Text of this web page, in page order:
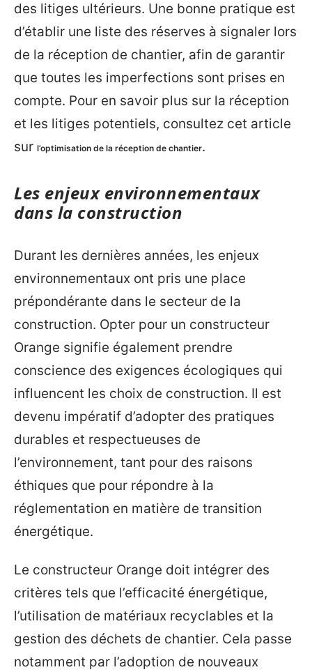
des litiges ultérieurs. Une bonne pratique est
d’établir une liste des réserves à signaler lors
de la réception de chantier, afin de garantir
que toutes les imperfections sont prises en
compte. Pour en savoir plus sur la réception
et les litiges potentiels, consultez cet article
sur l’optimisation de la réception de chantier.
Les enjeux environnementaux
dans la construction
Durant les dernières années, les enjeux
environnementaux ont pris une place
prépondérante dans le secteur de la
construction. Opter pour un constructeur
Orange signifie également prendre
conscience des exigences écologiques qui
influencent les choix de construction. Il est
devenu impératif d’adopter des pratiques
durables et respectueuses de
l’environnement, tant pour des raisons
éthiques que pour répondre à la
réglementation en matière de transition
énergétique.
Le constructeur Orange doit intégrer des
critères tels que l’efficacité énergétique,
l’utilisation de matériaux recyclables et la
gestion des déchets de chantier. Cela passe
notamment par l’adoption de nouveaux